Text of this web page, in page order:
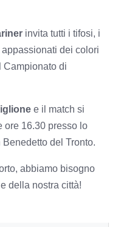
invita tutti i tifosi, i
dei colori
Campionato di
e il match si
ore 16.30 presso lo
del Tronto.
abbiamo bisogno
della nostra città!